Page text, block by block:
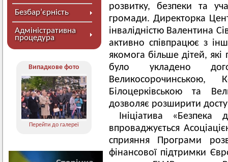
Безбар’єрність
Адміністративна
процедура
Випадкове фото
Перейти до галереї
розвитку, безпеки та
громади. Директорка
інвалідністю Валентина
активно співпрацює з
якомога більше дітей,
було укладено
Великосорочинською,
Білоцерківською та
дозволяє розширити
Ініціатива «Безпека
впроваджується
сприяння Програми
фінансової підтримки